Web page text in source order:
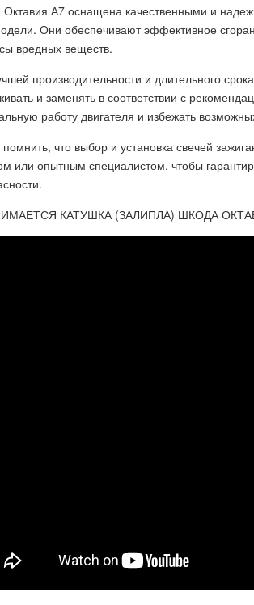
А7 оснащена качественными и
Они обеспечивают эффективное
вредных веществ.
производительности и длительного
и заменять в соответствии с
работу двигателя и избежать
что выбор и установка свечей
или опытным специалистом, чтобы
КАТУШКА (ЗАЛИПЛА) ШКОДА